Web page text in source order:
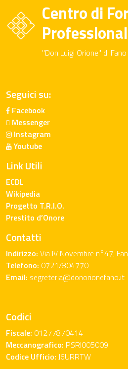
Centro di
"Don Luigi Orione" di Fano
Seguici su:
Facebook
Messenger
Instagram
Youtube
Link Utili
ECDL
Wikipedia
Progetto T.R.I.O.
Prestito d’Onore
Contatti
Indirizzo: Via IV Novembre n°47,
Telefono: 0721/804770
Email: segreteria@donorionefano.it
Codici
Fiscale: 01277870414
Meccanografico: PSRI005009
Codice Ufficio: J6URRTW